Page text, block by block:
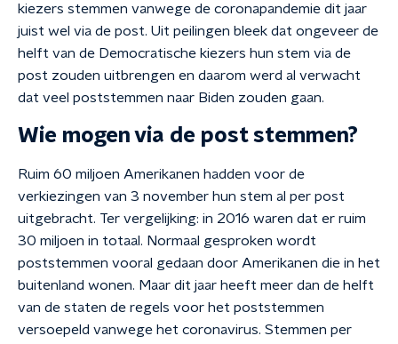
kiezers stemmen vanwege de coronapandemie dit jaar
juist wel via de post. Uit peilingen bleek dat ongeveer de
helft van de Democratische kiezers hun stem via de
post zouden uitbrengen en daarom werd al verwacht
dat veel poststemmen naar Biden zouden gaan.
Wie mogen via de post stemmen?
Ruim 60 miljoen Amerikanen hadden voor de
verkiezingen van 3 november hun stem al per post
uitgebracht. Ter vergelijking: in 2016 waren dat er ruim
30 miljoen in totaal. Normaal gesproken wordt
poststemmen vooral gedaan door Amerikanen die in het
buitenland wonen. Maar dit jaar heeft meer dan de helft
van de staten de regels voor het poststemmen
versoepeld vanwege het coronavirus. Stemmen per